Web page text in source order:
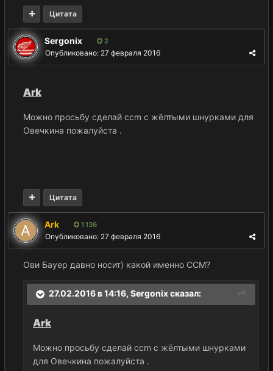
Цитата
Sergonix 2
Опубликовано: 27 февраля 2016
Ark
Можно просьбу сделай ccm с жёлтыми шнурками для
Овечкина пожалуйста .
Цитата
Ark 1 136
Опубликовано: 27 февраля 2016
Ови Бауер давно носит) какой именно ССМ?
27.02.2016 в 14:16, Sergonixсказал:
Ark
Можно просьбу сделай ccm с жёлтыми шнурками
для Овечкина пожалуйста .